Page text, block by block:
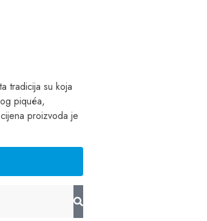
tradicija su koja
piquéa,
proizvoda je